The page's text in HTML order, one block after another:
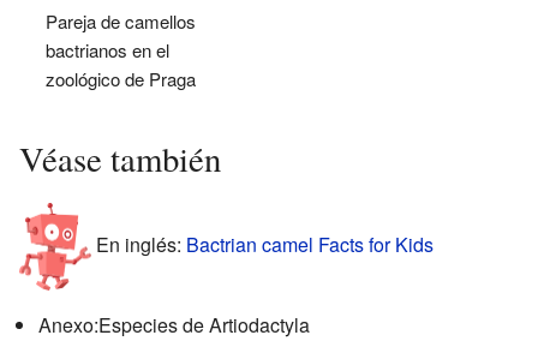
Pareja de camellos
bactrianos en el
zoológico de Praga
Véase también
En inglés: Bactrian camel Facts for Kids
Anexo:Especies de Artiodactyla